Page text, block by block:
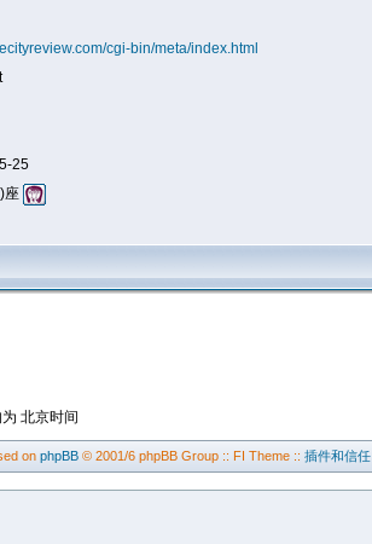
cgi-bin/meta/index.html
25
座
北京时间
on phpBB © 2001/6 phpBB Group :: FI Theme :: 插件和信任